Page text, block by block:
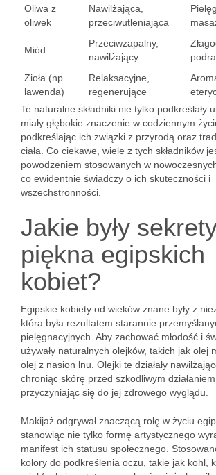
Oliwa z
oliwek
Nawilżająca,
przeciwutleniająca
Miód
Przeciwzapalny,
nawilżający
Zioła (np.
lawenda)
Relaksacyjne,
regenerujące
Te naturalne składniki nie tylko podkreślały
miały głębokie znaczenie w codziennym
podkreślając ich związki z przyrodą oraz
ciała. Co ciekawe, wiele z tych składników
powodzeniem stosowanych w
co ewidentnie świadczy o ich skuteczności i
wszechstronności.
Jakie były
piękna egipskich
kobiet?
Egipskie kobiety od wieków znane były z
która była rezultatem starannie
pielęgnacyjnych. Aby zachować młodość i
używały naturalnych olejków, takich jak olej
olej z nasion lnu. Olejki te działały
chroniąc skórę przed szkodliwym działaniem
przyczyniając się do jej zdrowego wyglądu.
Makijaż odgrywał znaczącą rolę w życiu
stanowiąc nie tylko formę artystycznego
manifest ich statusu społecznego.
kolory do podkreślenia oczu, takie jak kohl,